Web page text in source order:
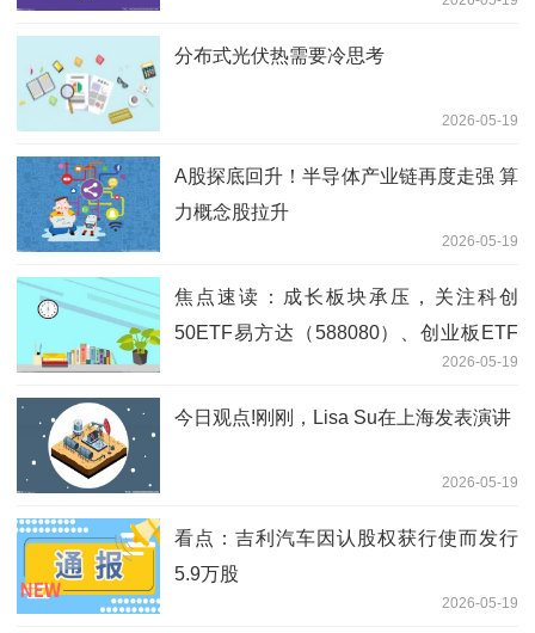
分布式光伏热需要冷思考
2026-05-19
A股探底回升！半导体产业链再度走强 算
力概念股拉升
2026-05-19
焦点速读：成长板块承压，关注科创
50ETF易方达（588080）、创业板ETF
易方达（159915）等产品后续走势2026-05-19
今日观点!刚刚，Lisa Su在上海发表演讲
2026-05-19
看点：吉利汽车因认股权获行使而发行
5.9万股
2026-05-19